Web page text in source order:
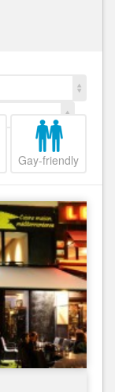
Gay-friendly